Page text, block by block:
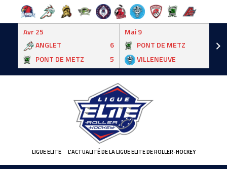
Avr 25
ANGLET
6
PONT DE METZ
5
Mai 9
PONT DE METZ
VILLENEUVE
LIGUE ELITE L'ACTUALITÉ DE LA LIGUE ELITE DE ROLLER-HOCKEY